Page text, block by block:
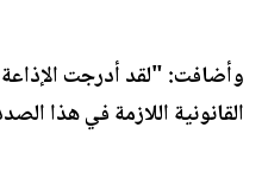
وأضافت: "لقد أدرجت الإذاعة
القانونية اللازمة في هذا